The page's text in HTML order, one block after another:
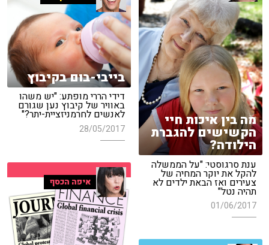
מה בין איכות חיי
הקשישים להגברת
הילודה?
ענת סרגוסטי: "על הממשלה
להקל את יוקר המחיה של
צעירים ואז הבאת ילדים לא
תהיה נטל"
01/06/2017
בייבי-בום בקיבוץ
דידי הררי מופתע: "יש משהו
באוויר של קיבוץ נען שגורם
לאנשים לחרמניזציית-יתר?"
28/05/2017
איפה הכסף